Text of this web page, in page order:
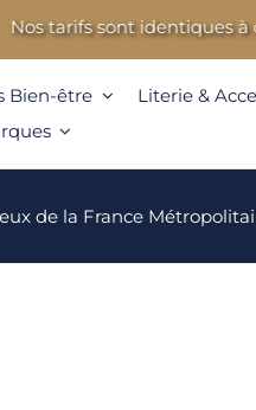
sont identiques à ceux
Bien-être Literie &
de la France